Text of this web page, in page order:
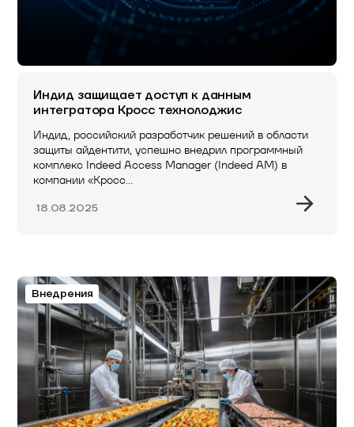
Индид защищает доступ к данным
интегратора Кросс технолоджис
Индид, российский разработчик решений в области
защиты айдентити, успешно внедрил программный
комплекс Indeed Access Manager (Indeed AM) в
компании «Кросс…
18.08.2025
Внедрения